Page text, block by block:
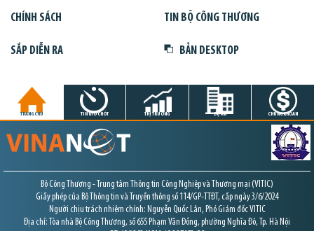
CHÍNH SÁCH TIN BỘ CÔNG THƯƠNG
SẮP DIỄN RA BẢN DESKTOP
TRANG CHỦ TIN GIỜ CHÓT THỊ TRƯỜNG DỰ ÁN CHỨNG KHOÁN
Bộ Công Thương - Trung tâm Thông tin Công Nghiệp và Thương mại (VITIC)
Giấy phép của Bộ Thông tin và Truyền thông số 114/GP-TTĐT, cấp ngày 3/6/2024
Người chịu trách nhiệm chính: Nguyễn Quốc Lân, Phó Giám đốc VITIC
Địa chỉ: Tòa nhà Bộ Công Thương, số 655 Phạm Văn Đồng, phường Nghĩa Đô, Tp. Hà Nội